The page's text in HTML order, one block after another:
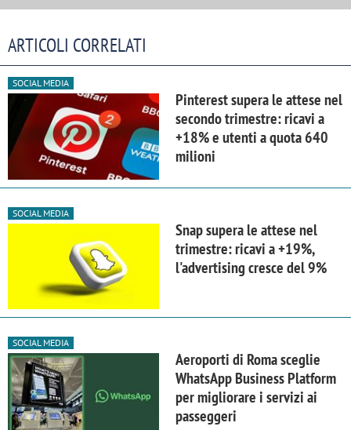
ARTICOLI CORRELATI
SOCIAL MEDIA
Pinterest supera le attese nel
secondo trimestre: ricavi a
+18% e utenti a quota 640
milioni
SOCIAL MEDIA
Snap supera le attese nel
trimestre: ricavi a +19%,
l'advertising cresce del 9%
SOCIAL MEDIA
Aeroporti di Roma sceglie
WhatsApp Business Platform
per migliorare i servizi ai
passeggeri